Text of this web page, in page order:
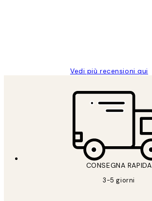
Vedi più recensioni qui
CONSEGNA RAPIDA
3-5 giorni